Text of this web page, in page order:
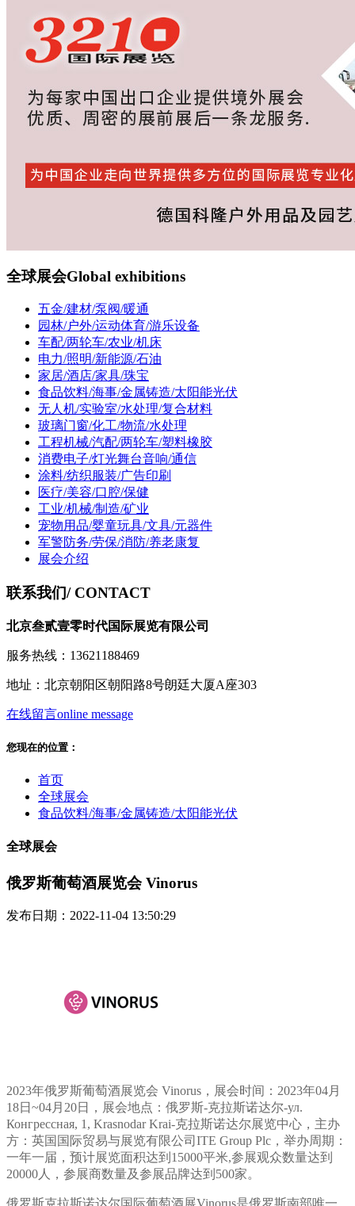
全球展会Global exhibitions
五金/建材/泵阀/暖通
园林/户外/运动体育/游乐设备
车配/两轮车/农业/机床
电力/照明/新能源/石油
家居/酒店/家具/珠宝
食品饮料/海事/金属铸造/太阳能光伏
无人机/实验室/水处理/复合材料
玻璃门窗/化工/物流/水处理
工程机械/汽配/两轮车/塑料橡胶
消费电子/灯光舞台音响/通信
涂料/纺织服装/广告印刷
医疗/美容/口腔/保健
工业/机械/制造/矿业
宠物用品/婴童玩具/文具/元器件
军警防务/劳保/消防/养老康复
展会介绍
联系我们/ CONTACT
北京叁贰壹零时代国际展览有限公司
服务热线：13621188469
地址：北京朝阳区朝阳路8号朗廷大厦A座303
在线留言online message
您现在的位置：
首页
全球展会
食品饮料/海事/金属铸造/太阳能光伏
全球展会
俄罗斯葡萄酒展览会 Vinorus
发布日期：2022-11-04 13:50:29
2023年俄罗斯葡萄酒展览会 Vinorus，展会时间：2023年04月
18日~04月20日，展会地点：俄罗斯-克拉斯诺达尔-ул.
Конгрессная, 1, Krasnodar Krai-克拉斯诺达尔展览中心，主办
方：英国国际贸易与展览有限公司ITE Group Plc，举办周期：
一年一届，预计展览面积达到15000平米,参展观众数量达到
20000人，参展商数量及参展品牌达到500家。